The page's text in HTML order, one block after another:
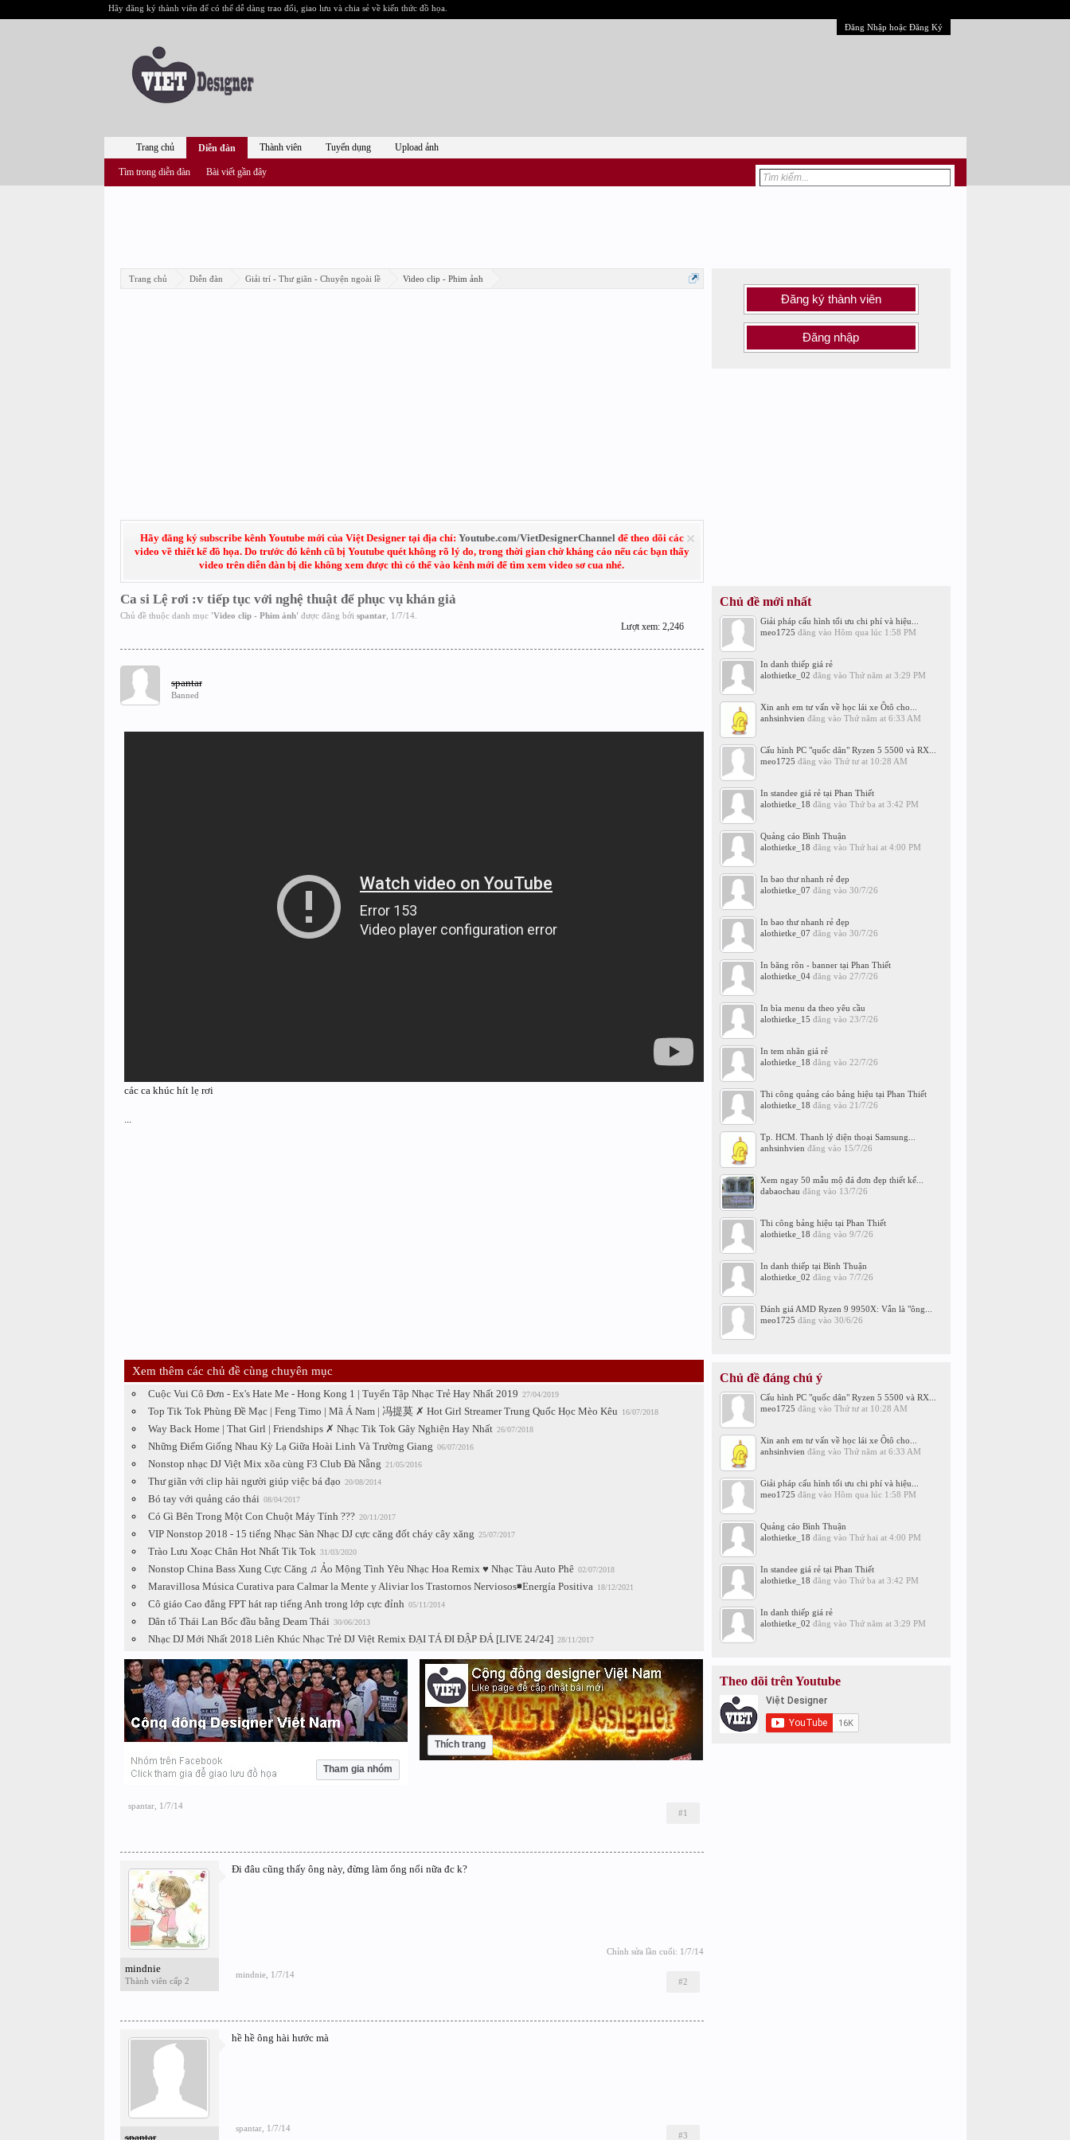
Hãy đăng ký thành viên để có thể dễ dàng trao đổi, giao lưu và chia sẻ về kiến thức đồ họa.
Đăng Nhập hoặc Đăng Ký
Trang chủ Diễn đàn Giải trí - Thư giãn - Chuyện ngoài lề Video clip - Phim ảnh
Hãy đăng ký subscribe kênh Youtube mới của Việt Designer tại địa chỉ: Youtube.com/VietDesignerChannelđể theo dõi các
video về thiết kế đồ họa. Do trước đó kênh cũ bị Youtube quét không rõ lý do, trong thời gian chờ kháng cáo nếu các bạn thấy
video trên diễn đàn bị die không xem được thì có thể vào kênh mới để tìm xem video sơ cua nhé.
Ca si Lệ rơi :v tiếp tục với nghệ thuật để phục vụ khán giả
Chủ đề thuộc danh mục 'Video clip - Phim ảnh' được đăng bởi spantar, 1/7/14.
Lượt xem: 2,246
spantar
Banned
các ca khúc hít lẹ rơi
Xem thêm các chủ đề cùng chuyên mục
Cuộc Vui Cô Đơn - Ex's Hate Me - Hong Kong 1 | Tuyển Tập Nhạc Trẻ Hay Nhất 2019 27/04/2019
Top Tik Tok Phùng Đề Mạc | Feng Timo | Mã Á Nam | 冯提莫 ✗ Hot Girl Streamer Trung Quốc Học Mèo Kêu 16/07/2018
Way Back Home | That Girl | Friendships ✗ Nhạc Tik Tok Gây Nghiện Hay Nhất 26/07/2018
Những Điểm Giống Nhau Kỳ Lạ Giữa Hoài Linh Và Trường Giang 06/07/2016
Nonstop nhạc DJ Việt Mix xõa cùng F3 Club Đà Nẵng 21/05/2016
Thư giãn với clip hài người giúp việc bá đạo 20/08/2014
Bó tay với quảng cáo thái 08/04/2017
Có Gì Bên Trong Một Con Chuột Máy Tính ??? 20/11/2017
VIP Nonstop 2018 - 15 tiếng Nhạc Sàn Nhạc DJ cực căng đốt cháy cây xăng 25/07/2017
Trào Lưu Xoạc Chân Hot Nhất Tik Tok 31/03/2020
Nonstop China Bass Xung Cực Căng ♫ Ảo Mộng Tình Yêu Nhạc Hoa Remix ♥ Nhạc Tàu Auto Phê 02/07/2018
Maravillosa Música Curativa para Calmar la Mente y Aliviar los Trastornos Nerviosos◾Energía Positiva 18/12/2021
Cô giáo Cao đẳng FPT hát rap tiếng Anh trong lớp cực đỉnh 05/11/2014
Dân tổ Thái Lan Bốc đầu bằng Deam Thái 30/06/2013
Nhạc DJ Mới Nhất 2018 Liên Khúc Nhạc Trẻ DJ Việt Remix ĐẠI TÁ ĐI ĐẬP ĐÁ [LIVE 24/24] 28/11/2017
Tham gia nhóm
Thích trang
spantar, 1/7/14
#1
mindnie
Thành viên cấp 2
Đi đâu cũng thấy ông này, đừng làm ổng nổi nữa đc k?
Chỉnh sửa lần cuối: 1/7/14
mindnie, 1/7/14
#2
spantar
hề hề ông hài hước mà
spantar, 1/7/14
#3
Đăng ký thành viên
Đăng nhập
Chủ đề mới nhất
Giải pháp cấu hình tối ưu chi phí và hiệu...
meo1725 đăng vào Hôm qua lúc 1:58 PM
In danh thiếp giá rẻ
alothietke_02 đăng vào Thứ năm at 3:29 PM
Xin anh em tư vấn về học lái xe Ôtô cho...
anhsinhvien đăng vào Thứ năm at 6:33 AM
Cấu hình PC "quốc dân" Ryzen 5 5500 và RX...
meo1725 đăng vào Thứ tư at 10:28 AM
In standee giá rẻ tại Phan Thiết
alothietke_18 đăng vào Thứ ba at 3:42 PM
Quảng cáo Bình Thuận
alothietke_18 đăng vào Thứ hai at 4:00 PM
In bao thư nhanh rẻ đẹp
alothietke_07 đăng vào 30/7/26
In bao thư nhanh rẻ đẹp
alothietke_07 đăng vào 30/7/26
In băng rôn - banner tại Phan Thiết
alothietke_04đăng vào 27/7/26
In bìa menu da theo yêu cầu
alothietke_15 đăng vào 23/7/26
In tem nhãn giá rẻ
alothietke_18 đăng vào 22/7/26
Thi công quảng cáo bảng hiệu tại Phan Thiết
alothietke_18 đăng vào 21/7/26
Tp. HCM. Thanh lý điện thoại Samsung...
anhsinhvien đăng vào 15/7/26
Xem ngay 50 mẫu mộ đá đơn đẹp thiết kế...
dabaochau đăng vào 13/7/26
Thi công bảng hiệu tại Phan Thiết
alothietke_18 đăng vào 9/7/26
In danh thiếp tại Bình Thuận
alothietke_02 đăng vào 7/7/26
Đánh giá AMD Ryzen 9 9950X: Vẫn là "ông...
meo1725 đăng vào 30/6/26
Chủ đề đáng chú ý
Cấu hình PC "quốc dân" Ryzen 5 5500 và RX...
meo1725 đăng vào Thứ tư at 10:28 AM
Xin anh em tư vấn về học lái xe Ôtô cho...
anhsinhvien đăng vào Thứ năm at 6:33 AM
Giải pháp cấu hình tối ưu chi phí và hiệu...
meo1725 đăng vào Hôm qua lúc 1:58 PM
Quảng cáo Bình Thuận
alothietke_18 đăng vào Thứ hai at 4:00 PM
In standee giá rẻ tại Phan Thiết
alothietke_18 đăng vào Thứ ba at 3:42 PM
In danh thiếp giá rẻ
alothietke_02 đăng vào Thứ năm at 3:29 PM
Theo dõi trên Youtube
Trang chủ Diễn đàn
Tìm trong diễn đàn Bài viết gần đây
Thành viên Tuyển dụng Upload ảnh